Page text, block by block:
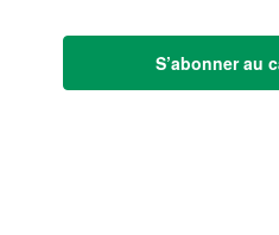
S’abonner au